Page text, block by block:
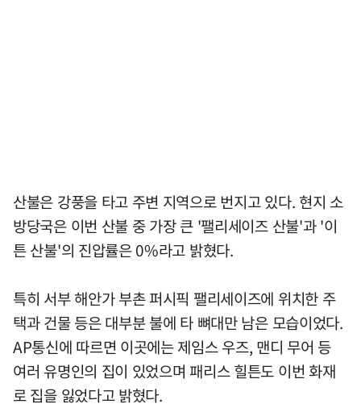
산불은 강풍을 타고 주변 지역으로 번지고 있다. 현지 소
방당국은 이번 산불 중 가장 큰 '팰리세이즈 산불'과 '이
튼 산불'의 진압률은 0%라고 밝혔다.
특히 서부 해안가 부촌 퍼시픽 팰리세이즈에 위치한 주
택과 건물 등은 대부분 불에 타 뼈대만 남은 모습이었다.
AP통신에 따르면 이곳에는 제임스 우즈, 맨디 무어 등
여러 유명인의 집이 있었으며 패리스 힐튼도 이번 화재
로 집을 잃었다고 밝혔다.